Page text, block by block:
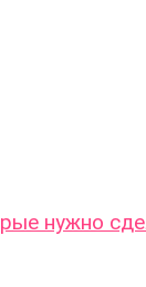
нужно